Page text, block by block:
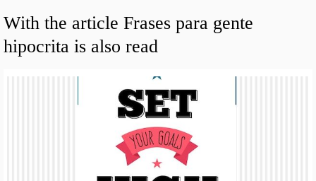
With the article Frases para gente
hipocrita is also read